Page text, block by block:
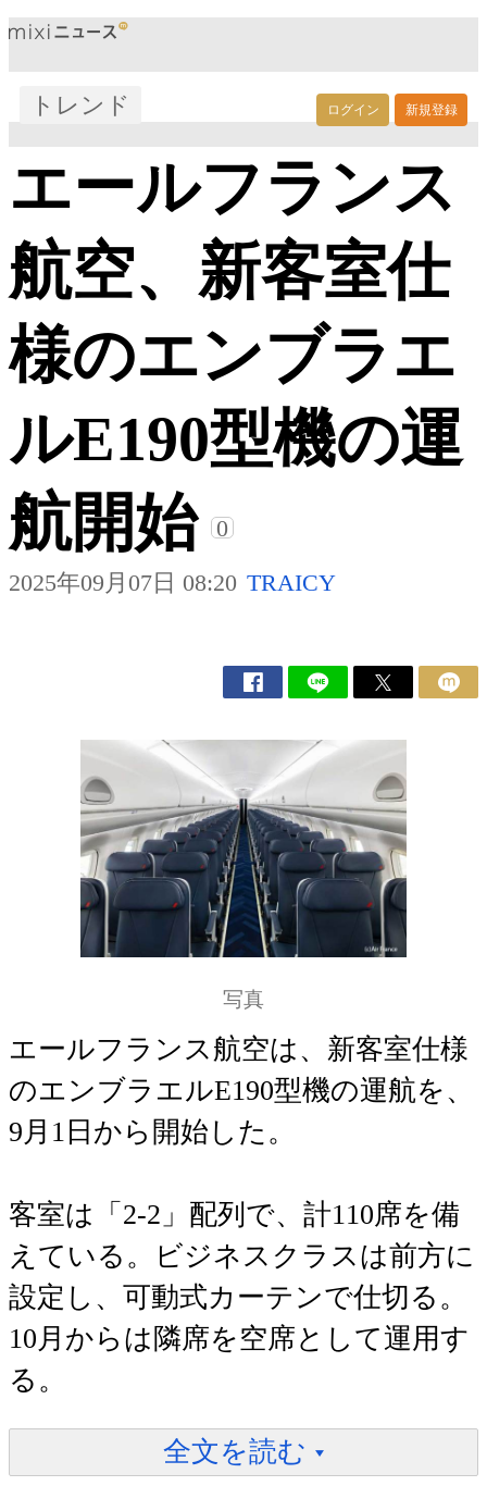
ログイン 新規登録
トレンド
エールフランス
航空、新客室仕
様のエンブラエ
ルE190型機の運
航開始
0
2025年09月07日 08:20 TRAICY
写真
エールフランス航空は、新客室仕様
のエンブラエルE190型機の運航を、
9月1日から開始した。
客室は「2-2」配列で、計110席を備
えている。ビジネスクラスは前方に
設定し、可動式カーテンで仕切る。
10月からは隣席を空席として運用す
る。
全文を読む